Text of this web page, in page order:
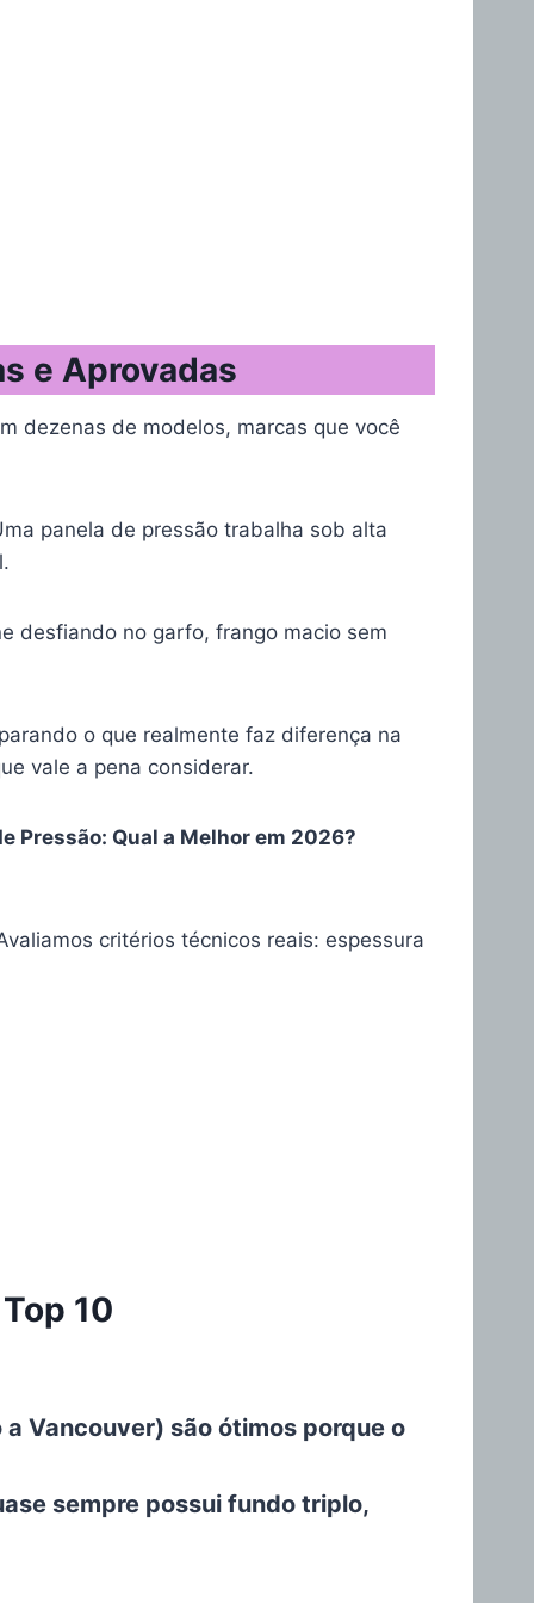
e Aprovadas
dezenas de modelos, marcas que você
panela de pressão trabalha sob alta
desfiando no garfo, frango macio sem
o que realmente faz diferença na
vale a pena considerar.
Pressão: Qual a Melhor em 2026?
critérios técnicos reais: espessura
10
Vancouver) são ótimos porque o
sempre possui fundo triplo,